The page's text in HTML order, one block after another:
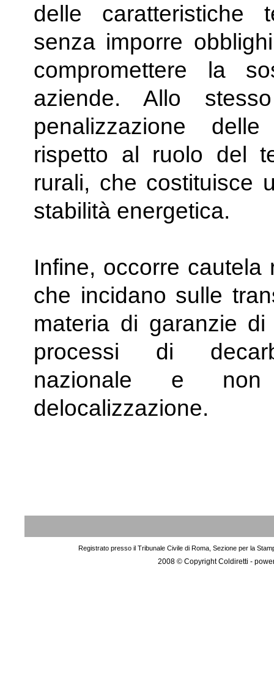
delle caratteristiche
senza imporre
compromettere la
aziende. Allo
penalizzazione
rispetto al ruolo del
rurali, che costituisce
stabilità energetica.
Infine, occorre cautela
che incidano sulle
materia di garanzie
processi di
nazionale e
delocalizzazione.
Registrato presso il Tribunale Civile di Roma, Sezione per la
2008 © Copyright Coldiretti -